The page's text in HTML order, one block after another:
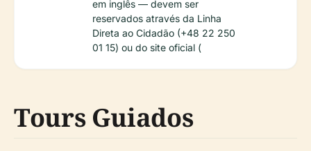
em inglês — devem ser
reservados através da Linha
Direta ao Cidadão (+48 22 250
01 15) ou do site oficial (
Tours Guiados